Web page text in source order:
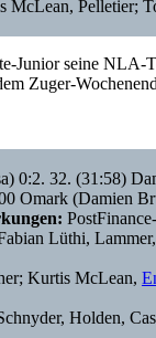
McLean, Pelletier;
Junior seine NLA-
Zuger-
0:2. 32. (31:58)
Omark (Damien
Lüthi,
Kurtis McLean,
Holden,